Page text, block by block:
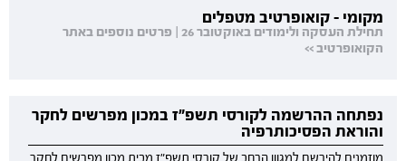
מקומי - קואופרטיב מטפלים
תחילת העסקה ולימודים באוקטובר 26 | פרטים נוספים באתר
הקואופרטיב >>
נפתחה ההרשמה לקורסי תשפ"ז במכון מפרשים לחקר
והוראת הפסיכותרפיה
מוזמנים להירשם למגוון הרחב של קורסי תשפ"ז מבית מכון מפרשים לחקר